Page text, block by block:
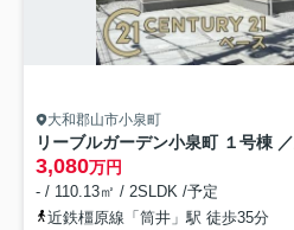
大和郡山市小泉町
リーブルガーデン小泉町 １号棟
3,080万円
- / 110.13㎡ / 2SLDK /予定
近鉄橿原線「筒井」駅 徒歩35分